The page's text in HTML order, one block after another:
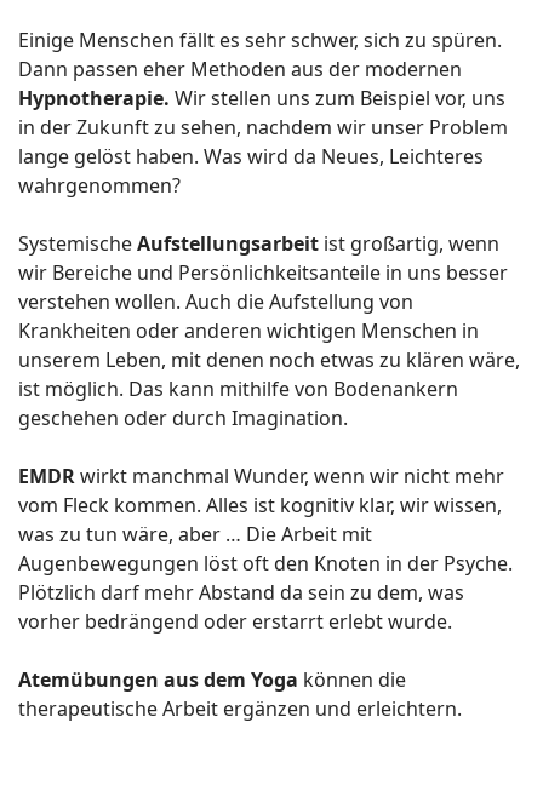
Einige Menschen fällt es sehr schwer, sich zu spüren.
Dann passen eher Methoden aus der modernen
Hypnotherapie. Wir stellen uns zum Beispiel vor, uns
in der Zukunft zu sehen, nachdem wir unser Problem
lange gelöst haben. Was wird da Neues, Leichteres
wahrgenommen?
SystemischeAufstellungsarbeit ist großartig, wenn
wir Bereiche und Persönlichkeitsanteile in uns besser
verstehen wollen. Auch die Aufstellung von
Krankheiten oder anderen wichtigen Menschen in
unserem Leben, mit denen noch etwas zu klären wäre,
ist möglich. Das kann mithilfe von Bodenankern
geschehen oder durch Imagination.
EMDRwirkt manchmal Wunder, wenn wir nicht mehr
vom Fleck kommen. Alles ist kognitiv klar, wir wissen,
was zu tun wäre, aber … Die Arbeit mit
Augenbewegungen löst oft den Knoten in der Psyche.
Plötzlich darf mehr Abstand da sein zu dem, was
vorher bedrängend oder erstarrt erlebt wurde.
Atemübungen aus dem Yoga können die
therapeutische Arbeit ergänzen und erleichtern.